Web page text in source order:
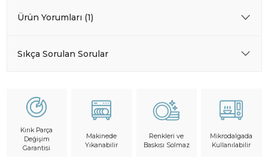
Ürün Yorumları (1)
Sıkça Sorulan Sorular
Kırık Parça
Değişim
Garantisi
Makinede
Yıkanabilir
Renkleri ve
Baskısı Solmaz
Mikrodalgada
Kullanılabilir